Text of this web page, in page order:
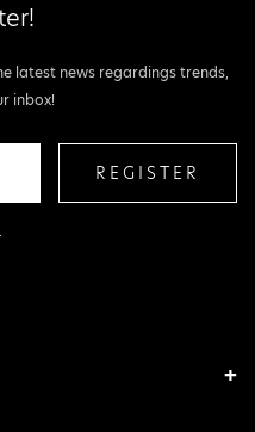
latest news regardings trends,
inbox!
REGISTER